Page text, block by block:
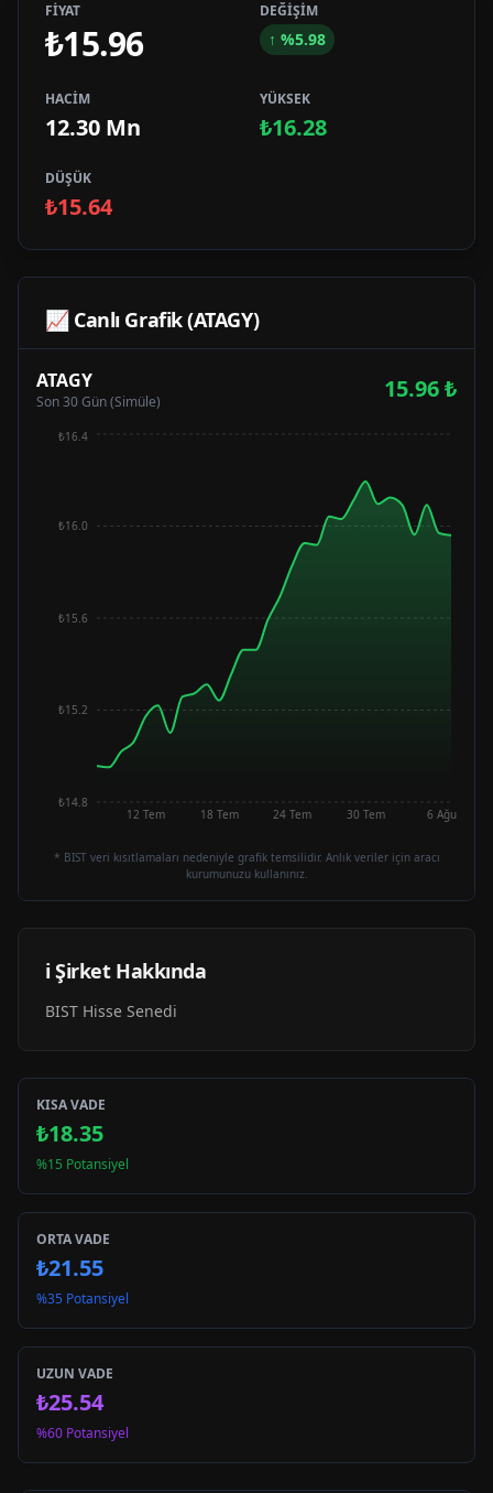
FİYAT
₺15.96
DEĞİŞİM
↑ %5.98
HACİM
12.30 Mn
YÜKSEK
₺16.28
DÜŞÜK
₺15.64
📈 Canlı Grafik (ATAGY)
ATAGY
Son 30 Gün (Simüle) 15.96₺
12 Tem 18 Tem 24 Tem 30 Tem 6 Ağu
₺14.8
₺15.2
₺15.6
₺16.0
₺16.4
* BIST veri kısıtlamaları nedeniyle grafik temsilidir. Anlık veriler için aracı
kurumunuzu kullanınız.
ℹ️ Şirket Hakkında
BIST Hisse Senedi
KISA VADE
₺18.35
%15 Potansiyel
ORTA VADE
₺21.55
%35 Potansiyel
UZUN VADE
₺25.54
%60 Potansiyel